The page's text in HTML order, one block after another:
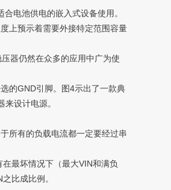
电池供电的嵌入式设备使用。
上预示着需要外接特定范围容量
器仍然在众多的应用中广为使
的GND引脚。图4示出了一款典
设计电源。
所有的负载电流都一定要经过串
最坏情况下（最大VIN和满负
比成比例。